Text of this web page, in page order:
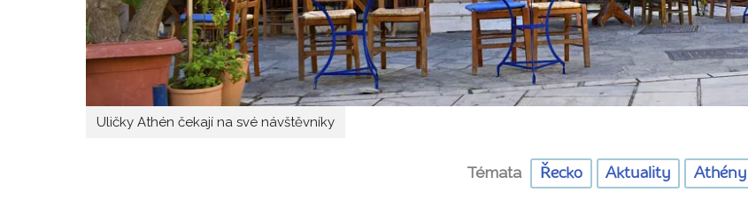
Uličky Athén čekají na své návštěvníky
Témata Řecko Aktuality Athény